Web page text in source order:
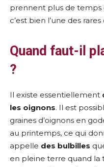
prennent plus de temps
c’est bien l’une des
Quand faut-il
?
Il existe essentiellement
les oignons. Il est
graines d’oignons en
au printemps, ce qui
appelle des bulbilles
en pleine terre quand la